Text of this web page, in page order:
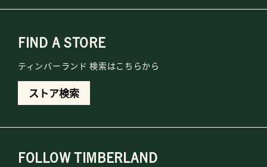
FIND A STORE
ティンバーランド 検索はこちらから
ストア検索
FOLLOW TIMBERLAND